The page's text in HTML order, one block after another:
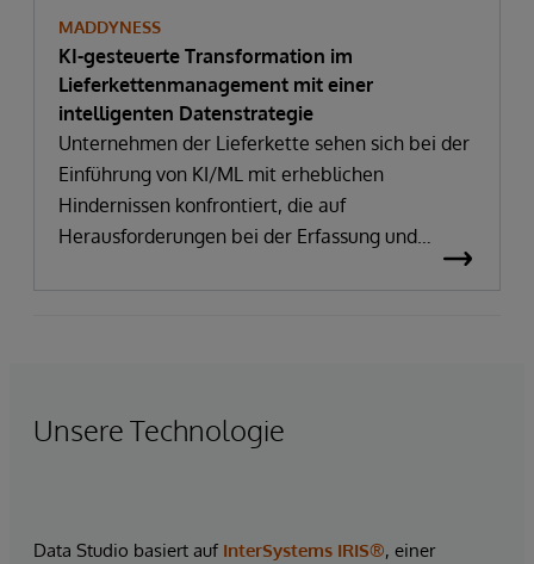
MADDYNESS
KI-gesteuerte Transformation im
Lieferkettenmanagement mit einer
intelligenten Datenstrategie
Unternehmen der Lieferkette sehen sich bei der
Einführung von KI/ML mit erheblichen
Hindernissen konfrontiert, die auf
Herausforderungen bei der Erfassung und
Unsere Technologie
Data Studio basiert auf InterSystems IRIS®, einer